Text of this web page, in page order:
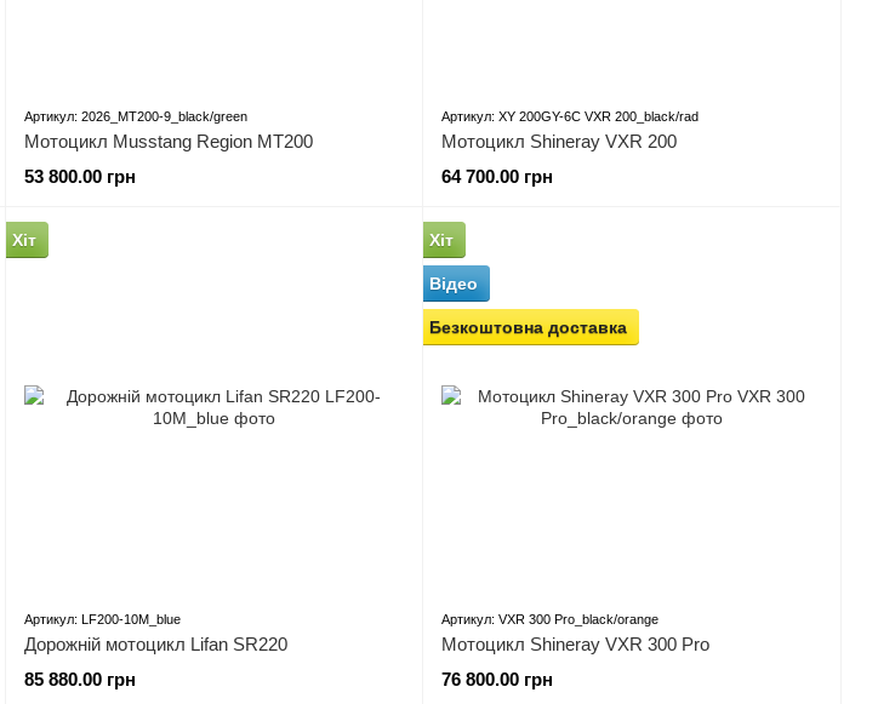
Артикул: 2026_MT200-9_black/green
Мотоцикл Musstang Region MT200
53 800.00 грн
Артикул: XY 200GY-6C VXR 200_black/rad
Мотоцикл Shineray VXR 200
64 700.00 грн
Хіт
Артикул: LF200-10M_blue
Дорожній мотоцикл Lifan SR220
85 880.00 грн
Хіт
Відео
Безкоштовна доставка
Артикул: VXR 300 Pro_black/orange
Мотоцикл Shineray VXR 300 Pro
76 800.00 грн